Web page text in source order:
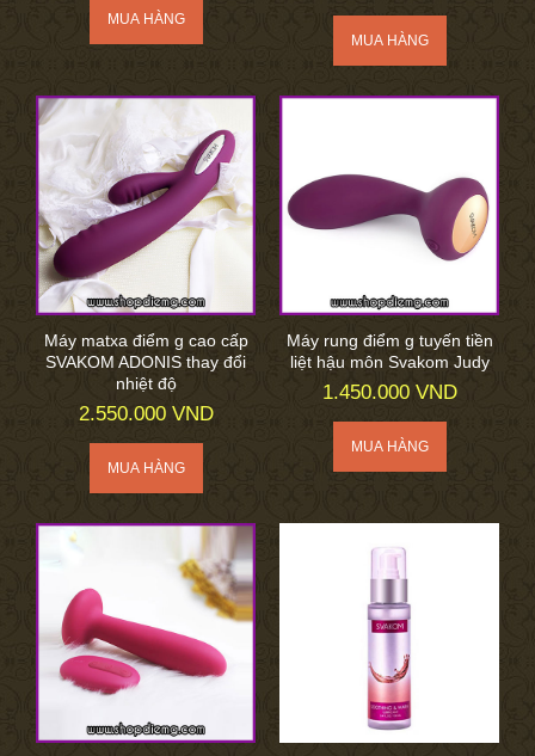
Máy matxa điểm g cao cấp
SVAKOM ADONIS thay đổi
nhiệt độ
2.550.000 VND
Máy rung điểm g tuyến tiền
liệt hậu môn Svakom Judy
1.450.000 VND